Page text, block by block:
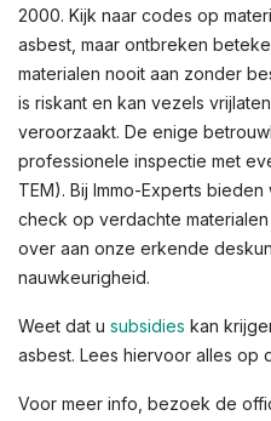
2000. Kijk naar codes op
asbest, maar ontbreken
materialen nooit aan zonder
is riskant en kan vezels
veroorzaakt. De enige
professionele inspectie met
TEM). Bij Immo-Experts
check op verdachte
over aan onze erkende
nauwkeurigheid.
Weet dat u subsidies kan
asbest. Lees hiervoor alles op
Voor meer info, bezoek de